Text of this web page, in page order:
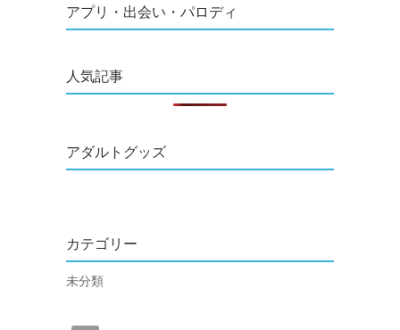
アプリ・出会い・パロディ
人気記事
アダルトグッズ
カテゴリー
未分類